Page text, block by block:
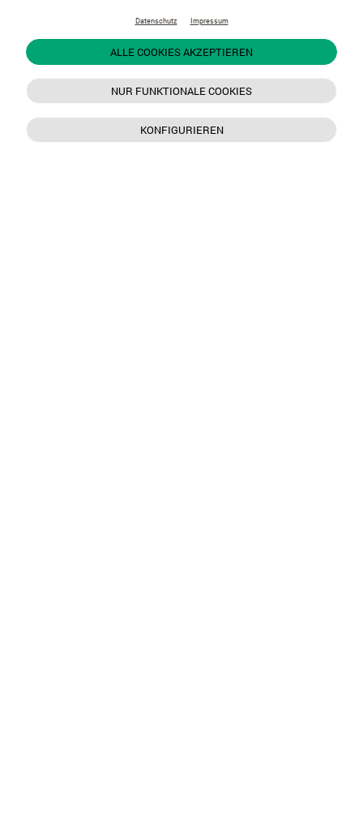
Datenschutz Impressum
ALLE COOKIES AKZEPTIEREN
NUR FUNKTIONALE COOKIES
KONFIGURIEREN